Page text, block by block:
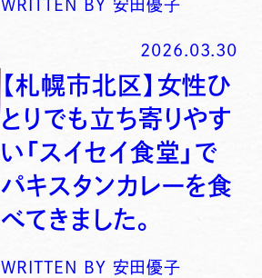
WRITTEN BY 安田優子
2026.03.30
【札幌市北区】女性ひ
とりでも立ち寄りやす
い「スイセイ食堂」で
パキスタンカレーを食
べてきました。
WRITTEN BY 安田優子